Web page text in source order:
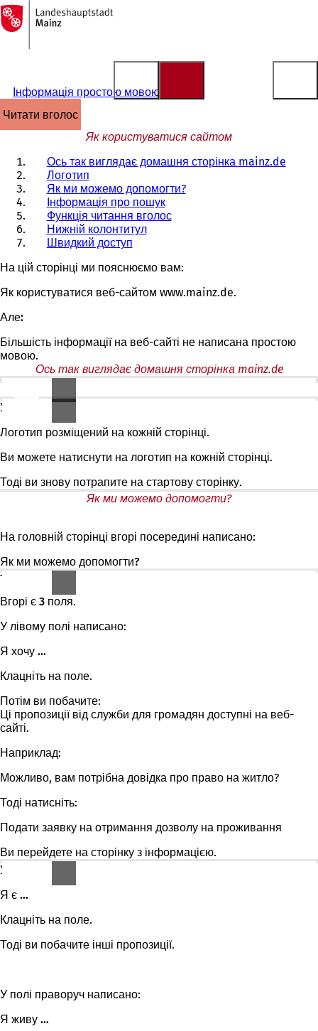
Перейти до змісту
На
головну
сторінку
Інформація простою мовою
читати вголос
Як користуватися сайтом
Ось так виглядає домашня сторінка mainz.de
Логотип
Як ми можемо допомогти?
Інформація про пошук
Функція читання вголос
Нижній колонтитул
Швидкий доступ
На цій сторінці ми пояснюємо вам:
Як користуватися веб-сайтом www.mainz.de.
Але:
Більшість інформації на веб-сайті не написана простою
мовою.
Ось так виглядає домашня сторінка mainz.de
У верхньому лівому куті сторінки знаходиться наш логотип:
Логотип розміщений на кожній сторінці.
Ви можете натиснути на логотип на кожній сторінці.
Тоді ви знову потрапите на стартову сторінку.
Як ми можемо допомогти?
На головній сторінці вгорі посередині написано:
Як ми можемо допомогти?
Тож ви можете шукати пропозиції:
Вгорі є 3 поля.
У лівому полі написано:
Я хочу …
Клацніть на поле.
Потім ви побачите:
Ці пропозиції від служби для громадян доступні на веб-
сайті.
Наприклад:
Можливо, вам потрібна довідка про право на житло?
Тоді натисніть:
Подати заявку на отримання дозволу на проживання
Ви перейдете на сторінку з інформацією.
У полі посередині написано:
Я є …
Клацніть на поле.
Тоді ви побачите інші пропозиції.
У полі праворуч написано:
Я живу …